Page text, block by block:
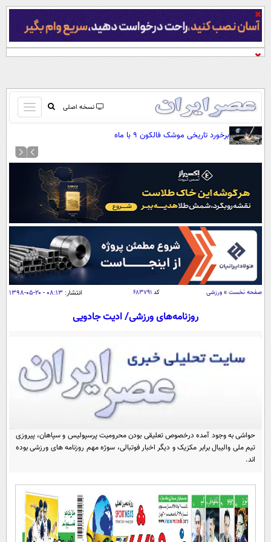
نسخه اصلی
باز
و
کردن
صفحه اول
نظرسنجی
آب و هوا
اوقات شرعی
پیوند ها
سواد زندگی
اقتصاد
اقتصادی
جامعه
حوادث
سلامت
یک برش دانایی
سفر و تفریح
بین الملل
فرهنگ و هنر
علم و دانش
علمی
گوناگون
مجله تصویری سلاح
ورزش
سیاست
خواندنی ها و دیدنی ها
داستان کوتاه
آموزش زبان
برخورد تاریخی موشک فالکون ۹ با ماه
صفحه نخست » ورزشی کد۶۸۳۷۹۱ انتشار: ۰۸:۱۳ - ۲۰-۰۵-۱۳۹۸
روزنامه‌های ورزشی/ ادیت جادویی
حواشی به وجود آمده درخصوص تعلیقی بودن محرومیت پرسپولیس و سپاهان، پیروزی
تیم ملی والیبال برابر مکزیک و دیگر اخبار فوتبالی، سوژه مهم روزنامه های ورزشی بوده
اند.